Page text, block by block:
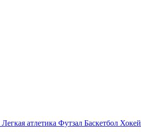
Легкая атлетика Футзал Баскетбол Хокей